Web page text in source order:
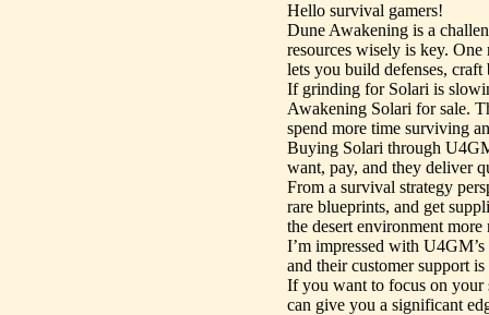
Hello survival gamers!
Dune Awakening is a
resources wisely is key.
lets you build defenses, craft
If grinding for Solari is
Awakening Solari for sale.
spend more time surviving
Buying Solari through
want, pay, and they deliver
From a survival strategy
rare blueprints, and get
the desert environment
I’m impressed with
and their customer support
If you want to focus on
can give you a significant